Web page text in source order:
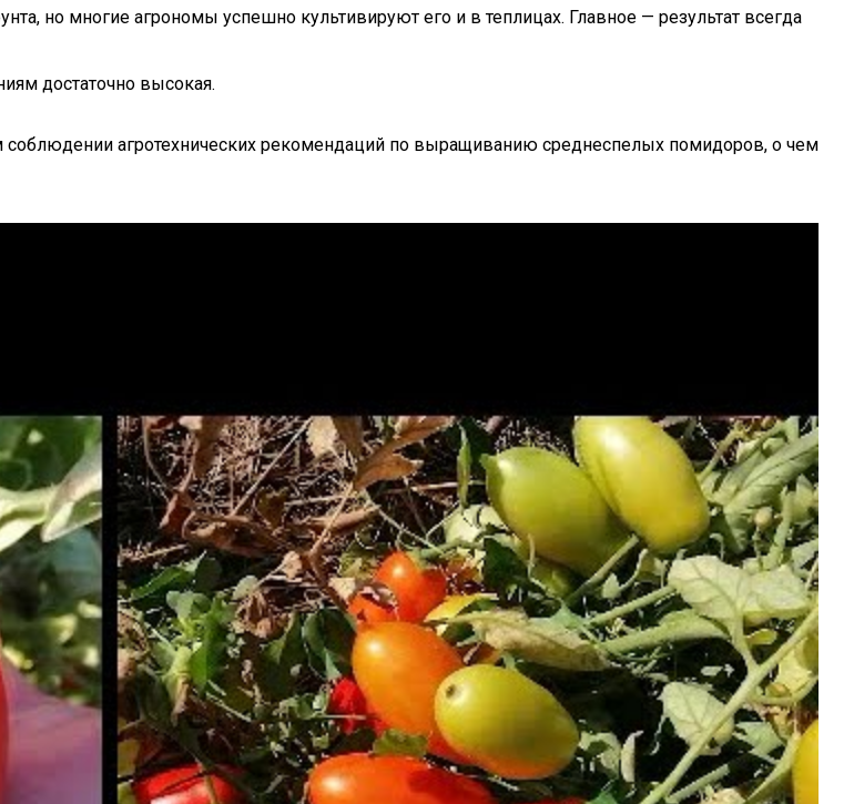
но многие агрономы успешно культивируют его и в теплицах. Главное — результат всегда
достаточно высокая.
соблюдении агротехнических рекомендаций по выращиванию среднеспелых помидоров, о чем